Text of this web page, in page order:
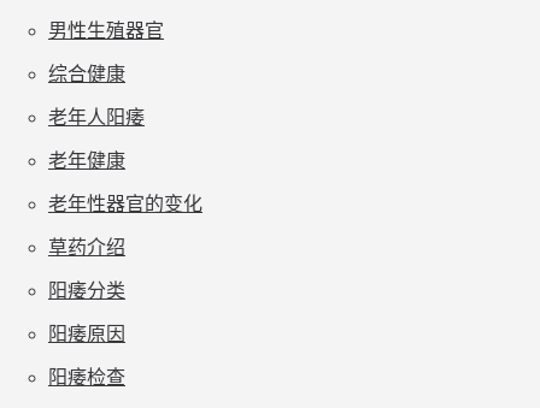
男性生殖器官
综合健康
老年人阳痿
老年健康
老年性器官的变化
草药介绍
阳痿分类
阳痿原因
阳痿检查